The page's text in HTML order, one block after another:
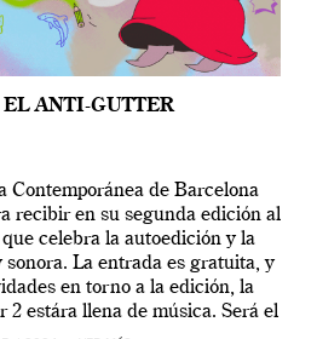
EL ANTI-GUTTER
Contemporánea de Barcelona
recibir en su segunda edición al
celebra la autoedición y la
La entrada es gratuita, y
en torno a la edición, la
estára llena de música. Será el